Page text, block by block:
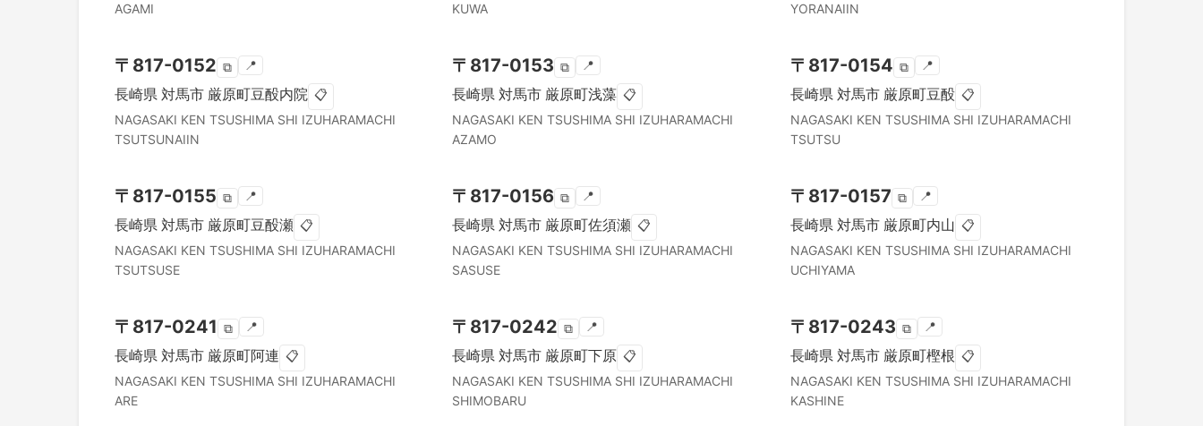
AGAMI
KUWA
YORANAIIN
〒 817-0152 ⧉ 📍
長崎県 対馬市 厳原町豆酘内院 📋
NAGASAKI KEN TSUSHIMA SHI IZUHARAMACHI
TSUTSUNAIIN
〒 817-0153 ⧉ 📍
長崎県 対馬市 厳原町浅藻 📋
NAGASAKI KEN TSUSHIMA SHI IZUHARAMACHI
AZAMO
〒 817-0154 ⧉ 📍
長崎県 対馬市 厳原町豆酘 📋
NAGASAKI KEN TSUSHIMA SHI IZUHARAMACHI
TSUTSU
〒 817-0155 ⧉ 📍
長崎県 対馬市 厳原町豆酘瀬 📋
NAGASAKI KEN TSUSHIMA SHI IZUHARAMACHI
TSUTSUSE
〒 817-0156 ⧉ 📍
長崎県 対馬市 厳原町佐須瀬 📋
NAGASAKI KEN TSUSHIMA SHI IZUHARAMACHI
SASUSE
〒 817-0157 ⧉ 📍
長崎県 対馬市 厳原町内山 📋
NAGASAKI KEN TSUSHIMA SHI IZUHARAMACHI
UCHIYAMA
〒 817-0241 ⧉ 📍
長崎県 対馬市 厳原町阿連 📋
NAGASAKI KEN TSUSHIMA SHI IZUHARAMACHI
ARE
〒 817-0242 ⧉ 📍
長崎県 対馬市 厳原町下原 📋
NAGASAKI KEN TSUSHIMA SHI IZUHARAMACHI
SHIMOBARU
〒 817-0243 ⧉ 📍
長崎県 対馬市 厳原町樫根 📋
NAGASAKI KEN TSUSHIMA SHI IZUHARAMACHI
KASHINE